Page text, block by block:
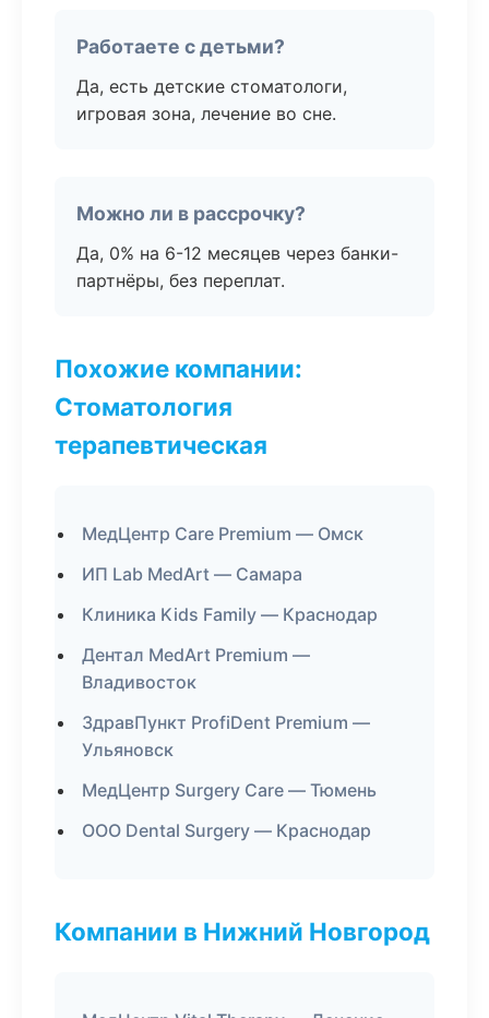
Работаете с детьми?
Да, есть детские стоматологи,
игровая зона, лечение во сне.
Можно ли в рассрочку?
Да, 0% на 6-12 месяцев через банки-
партнёры, без переплат.
Похожие компании:
Стоматология
терапевтическая
МедЦентр Care Premium — Омск
ИП Lab MedArt — Самара
Клиника Kids Family — Краснодар
Дентал MedArt Premium —
Владивосток
ЗдравПункт ProfiDent Premium —
Ульяновск
МедЦентр Surgery Care — Тюмень
ООО Dental Surgery — Краснодар
Компании в Нижний Новгород